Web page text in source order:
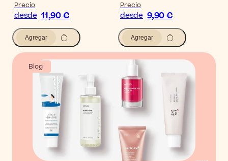
Precio
desde 11,90 €
Agregar
Precio
desde 9,90 €
Agregar
Blog